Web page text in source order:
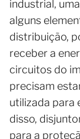
industrial,
alguns
distribuição,
receber a
circuitos do
precisam
utilizada para
disso,
para a